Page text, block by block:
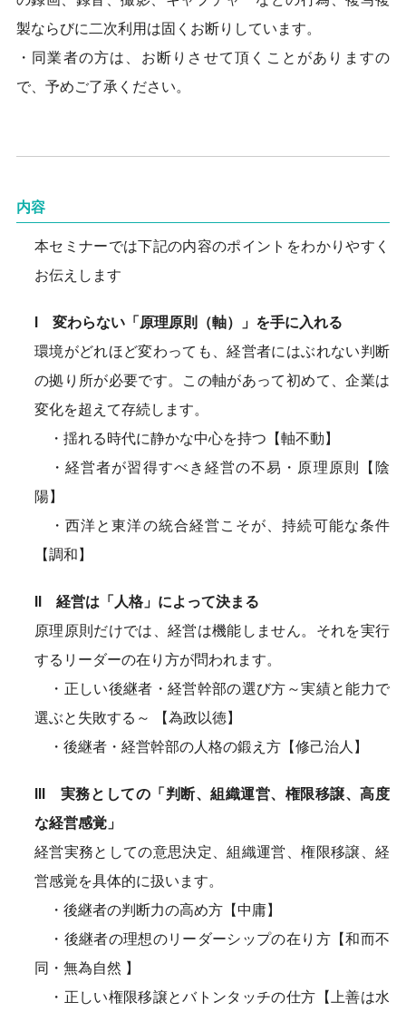
製ならびに二次利用は固くお断りしています。
・同業者の方は、お断りさせて頂くことがありますの
で、予めご了承ください。
内容
本セミナーでは下記の内容のポイントをわかりやすく
お伝えします
Ⅰ 変わらない「原理原則（軸）」を手に入れる
環境がどれほど変わっても、経営者にはぶれない判断
の拠り所が必要です。この軸があって初めて、企業は
変化を超えて存続します。
・揺れる時代に静かな中心を持つ【軸不動】
・経営者が習得すべき経営の不易・原理原則【陰
陽】
・西洋と東洋の統合経営こそが、持続可能な条件
【調和】
Ⅱ 経営は「人格」によって決まる
原理原則だけでは、経営は機能しません。それを実行
するリーダーの在り方が問われます。
・正しい後継者・経営幹部の選び方～実績と能力で
選ぶと失敗する～ 【為政以徳】
・後継者・経営幹部の人格の鍛え方【修己治人】
Ⅲ 実務としての「判断、組織運営、権限移譲、高度
な経営感覚」
経営実務としての意思決定、組織運営、権限移譲、経
営感覚を具体的に扱います。
・後継者の判断力の高め方【中庸】
・後継者の理想のリーダーシップの在り方【和而不
同・無為自然 】
・正しい権限移譲とバトンタッチの仕方【上善は水